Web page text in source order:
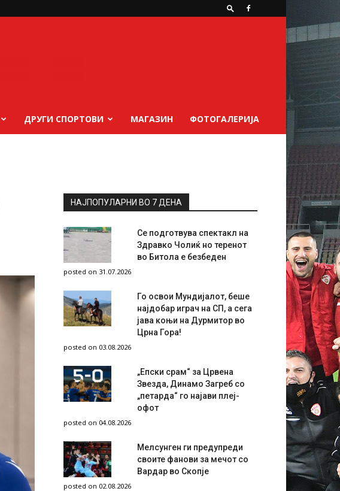
ДРУГИ СПОРТОВИ МАГАЗИН ФОТОГАЛЕРИЈА
НАЈПОПУЛАРНИ ВО 7 ДЕНА
Се подготвува спектакл на
Здравко Чолиќ но теренот
во Битола е безбеден
posted on 31.07.2026
Го освои Мундијалот, беше
најдобар играч на СП, а сега
јава коњи на Дурмитор во
Црна Гора!
posted on 03.08.2026
„Епски срам“ за Црвена
Звезда, Динамо Загреб со
„петарда“ го најави плеј-
офот
posted on 04.08.2026
Мелсунген ги предупреди
своите фанови за мечот со
Вардар во Скопје
posted on 02.08.2026